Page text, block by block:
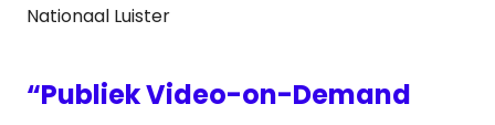
Nationaal Luister
“Publiek Video-on-Demand